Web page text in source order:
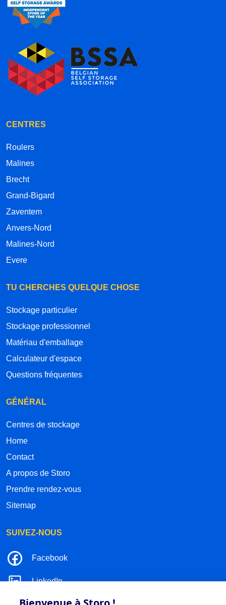
CENTRES
Roulers
Malines
Brecht
Grand-Bigard
Zaventem
Anvers-Nord
Malines-Nord
Evere
TU CHERCHES QUELQUE CHOSE
Stockage particulier
Stockage professionnel
Matériau d'emballage
Calculateur d'espace
Questions fréquentes
GÉNÉRAL
Centres de stockage
Home
Contact
A propos de Storo
Prendre rendez-vous
Sitemap
SUIVEZ-NOUS
Facebook
LinkedIn